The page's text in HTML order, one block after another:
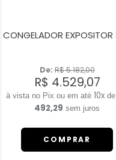
De: R$ 5.182,00
R$ 4.529,07
10xde
492,29 sem juros
COMPRAR